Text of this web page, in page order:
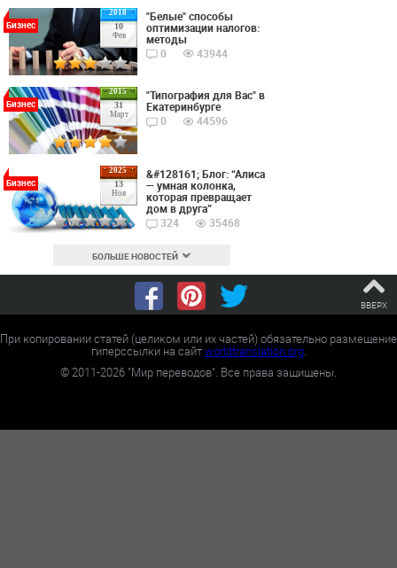
2018
10
Фев
Бизнес
"Белые" способы
оптимизации налогов:
методы
0
43944
2015
31
Март
Бизнес
"Типография для Вас" в
Екатеринбурге
0
44596
2025
13
Ноя
Бизнес
&#128161; Блог: “Алиса
— умная колонка,
которая превращает
дом в друга”
324
35468
БОЛЬШЕ НОВОСТЕЙ
ВВЕРХ
При копировании статей (целиком или их частей) обязательно размещение
гиперссылки на сайтworldtranslation.org.
©2011-2026 "Мир переводов". Все права защищены.